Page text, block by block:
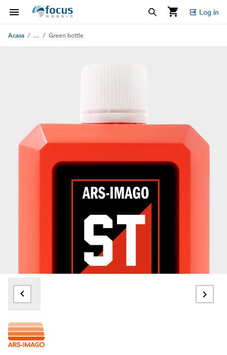
Log in
Acasa ... Green bottle